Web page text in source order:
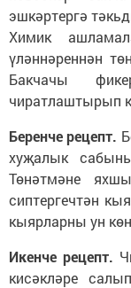
эшкәртергә
Химик
үләннәреннән
Бакчачы
чиратлаштырып
Беренче рецепт.
хуҗалык
Төнәтмәне
сиптергечтән
кыярларны ун
Икенче рецепт.
кисәкләре